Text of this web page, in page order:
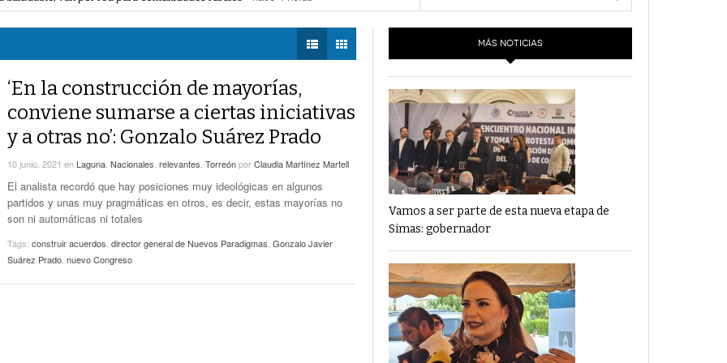
Avance De 33 Por Ciento- hace 6 horas -
No Hubo Daños A Obras Del Sistema Vial
Abastos- Independencia Por Las Lluvias- hace
Coparmex Laguna Se Reunirá Con CFE La
Próxima Semana - hace 7 horas -
TWEETS AND
LA MEJOR 97.1
ESTÉREO GALLITO
Financiamiento’ Por PC29
‘La Laguna: Bomba De Tiempo Por Falta De
Planeación’ Por PC29- 17 mayo, 2021
‘Las Corrupciones, Sus Formas Y Efectos’ Por
PC29- 7 mayo, 2021
ciudadano a 50 jueces en 2028- hace 4 horas -
Lerdo; cámaras captan a responsables- hace 4 horas -
de lotes baldíos
‘En la construcción de mayorías,
conviene sumarse a ciertas iniciativas
y a otras no’: Gonzalo Suárez Prado
10 junio, 2021 en Laguna Nacionales relevantes TorreónporClaudia Martínez Martell
El analista recordó que hay posiciones muy ideológicas en algunos
partidos y unas muy pragmáticas en otros, es decir, estas mayorías no
son ni automáticas ni totales
Tags: construir acuerdos director general de Nuevos Paradigmas Gonzalo Javier
Suárez Prado nuevo Congreso
MÁS NOTICIAS
Vamos a ser parte de esta nueva etapa de
Simas: gobernador